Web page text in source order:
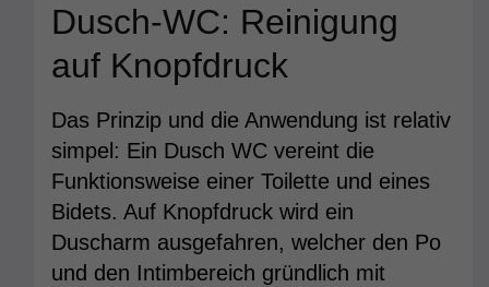
Dusch-WC: Reinigung
auf Knopfdruck
Das Prinzip und die Anwendung ist relativ
simpel: Ein Dusch WC vereint die
Funktionsweise einer Toilette und eines
Bidets. Auf Knopfdruck wird ein
Duscharm ausgefahren, welcher den Po
und den Intimbereich gründlich mit